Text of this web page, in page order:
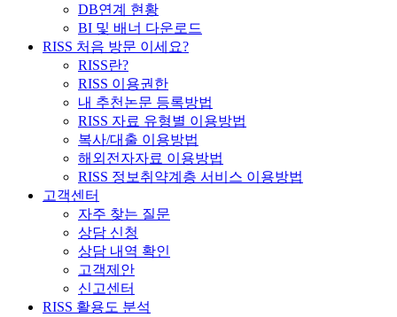
DB연계 현황
BI 및 배너 다운로드
RISS 처음 방문 이세요?
RISS란?
RISS 이용권한
내 추천논문 등록방법
RISS 자료 유형별 이용방법
복사/대출 이용방법
해외전자자료 이용방법
RISS 정보취약계층 서비스 이용방법
고객센터
자주 찾는 질문
상담 신청
상담 내역 확인
고객제안
신고센터
RISS 활용도 분석